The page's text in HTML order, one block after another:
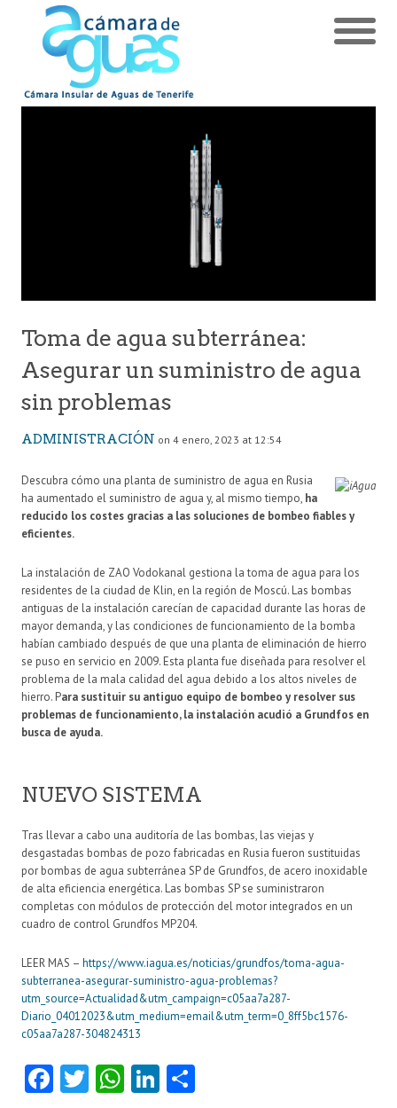
Toma de agua subterránea:
Asegurar un suministro de agua
sin problemas
ADMINISTRACIÓN on 4 enero, 2023 at 12:54
Descubra cómo una planta de suministro de agua en Rusia
ha aumentado el suministro de agua y, al mismo tiempo, ha
reducido los costes gracias a las soluciones de bombeo fiables y
eficientes.
La instalación de ZAO Vodokanal gestiona la toma de agua para los
residentes de la ciudad de Klin, en la región de Moscú. Las bombas
antiguas de la instalación carecían de capacidad durante las horas de
mayor demanda, y las condiciones de funcionamiento de la bomba
habían cambiado después de que una planta de eliminación de hierro
se puso en servicio en 2009. Esta planta fue diseñada para resolver el
problema de la mala calidad del agua debido a los altos niveles de
hierro. Para sustituir su antiguo equipo de bombeo y resolver sus
problemas de funcionamiento, la instalación acudió a Grundfos en
busca de ayuda.
NUEVO SISTEMA
Tras llevar a cabo una auditoría de las bombas, las viejas y
desgastadas bombas de pozo fabricadas en Rusia fueron sustituidas
por bombas de agua subterránea SP de Grundfos, de acero inoxidable
de alta eficiencia energética. Las bombas SP se suministraron
completas con módulos de protección del motor integrados en un
cuadro de control Grundfos MP204.
LEER MAS – https://www.iagua.es/noticias/grundfos/toma-agua-
subterranea-asegurar-suministro-agua-problemas?
utm_source=Actualidad&utm_campaign=c05aa7a287-
Diario_04012023&utm_medium=email&utm_term=0_8ff5bc1576-
c05aa7a287-304824313
Fa T W Li